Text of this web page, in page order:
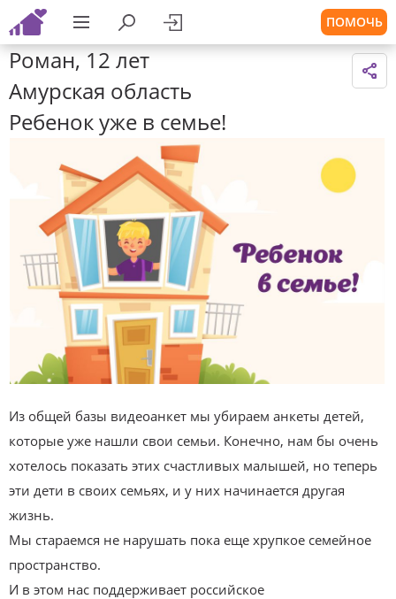
ПОМОЧЬ
Роман, 12 лет
Амурская область
Ребенок уже в семье!
Из общей базы видеоанкет мы убираем анкеты детей,
которые уже нашли свои семьи. Конечно, нам бы очень
хотелось показать этих счастливых малышей, но теперь
эти дети в своих семьях, и у них начинается другая
жизнь.
Мы стараемся не нарушать пока еще хрупкое семейное
пространство.
И в этом нас поддерживает российское